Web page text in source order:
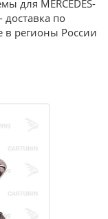
для MERCEDES-
- доставка по
в регионы России